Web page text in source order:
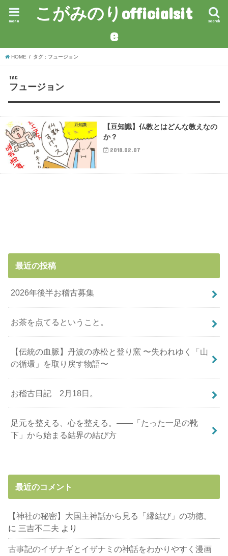
こがみのりofficialsit
e
search
menu
HOME タグ : フュージョン
TAG
フュージョン
豆知識
【豆知識】仏教とはどんな教えなの
か？
2018.02.07
最近の投稿
2026年後半お稽古募集
お茶を点てるということ。
【伝統の血脈】丹波の赤松と登り窯 〜失われゆく「山
の循環」を取り戻す物語〜
お稽古日記 2月18日。
足元を整える、心を整える。――「たった一足の靴
下」から始まる結界の結び方
最近のコメント
【神社の秘密】大国主神話から見る「縁結び」の功徳。
に 三吉不二夫 より
古事記のイザナギとイザナミの神話をわかりやすく漫画